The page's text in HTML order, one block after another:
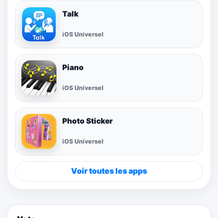
Talk
iOS Universel
Piano
iOS Universel
Photo Sticker
iOS Universel
Voir toutes les apps